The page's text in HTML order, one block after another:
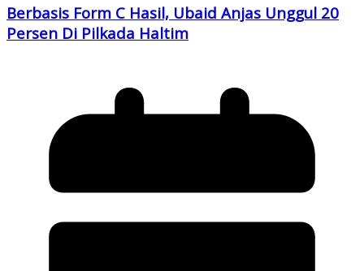
Berbasis Form C Hasil, Ubaid Anjas Unggul 20
Persen Di Pilkada Haltim